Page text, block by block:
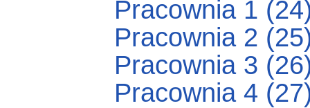
Pracownia 1
Pracownia 2
Pracownia 3
Pracownia 4